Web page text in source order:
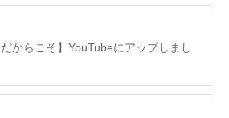
だからこそ】YouTubeにアップしまし